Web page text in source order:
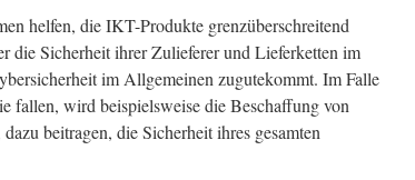
helfen, die IKT-Produkte grenzüberschreitend
die Sicherheit ihrer Zulieferer und Lieferketten im
im Allgemeinen zugutekommt. Im Falle
fallen, wird beispielsweise die Beschaffung von
beitragen, die Sicherheit ihres gesamten